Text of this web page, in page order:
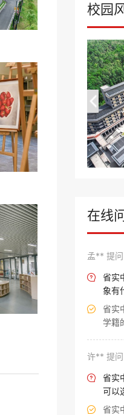
校园
在线
孟** 提问

省实
象有

省实
学籍
许** 提问

省实
可以

省实